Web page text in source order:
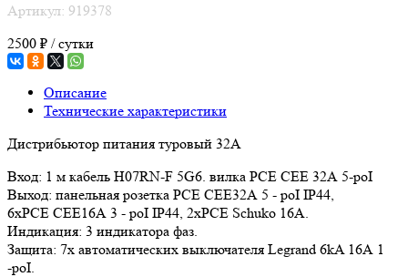
Артикул: 919378
2500 ₽ / сутки
Описание
Технические характеристики
Дистрибьютор питания туровый 32А
Вход: 1 м кабель H07RN-F 5G6. вилка РСЕ CEE 32А 5-роI
Выход: панельная розетка РСЕ СЕЕ32А 5 - роI IP44,
6хРСЕ СЕЕ16А 3 - роI IP44, 2хРСЕ Schuko 16А.
Индикация: 3 индикатора фаз.
Защита: 7х автоматических выключателя Legrand 6kA 16А 1
-роI.